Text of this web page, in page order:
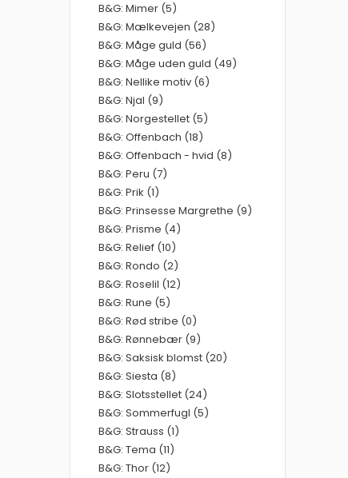
B&G: Mimer (5)
B&G: Mælkevejen (28)
B&G: Måge guld (56)
B&G: Måge uden guld (49)
B&G: Nellike motiv (6)
B&G: Njal (9)
B&G: Norgestellet (5)
B&G: Offenbach (18)
B&G: Offenbach - hvid (8)
B&G: Peru (7)
B&G: Prik (1)
B&G: Prinsesse Margrethe (9)
B&G: Prisme (4)
B&G: Relief (10)
B&G: Rondo (2)
B&G: Roselil (12)
B&G: Rune (5)
B&G: Rød stribe (0)
B&G: Rønnebær (9)
B&G: Saksisk blomst (20)
B&G: Siesta (8)
B&G: Slotsstellet (24)
B&G: Sommerfugl (5)
B&G: Strauss (1)
B&G: Tema (11)
B&G: Thor (12)